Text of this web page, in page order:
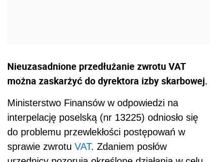
Nieuzasadnione przedłużanie zwrotu VAT
można zaskarżyć do dyrektora izby skarbowej.
Ministerstwo Finansów w odpowiedzi na
interpelację poselską (nr 13225) odniosło się
do problemu przewlekłości postępowań w
sprawie zwrotu VAT. Zdaniem posłów